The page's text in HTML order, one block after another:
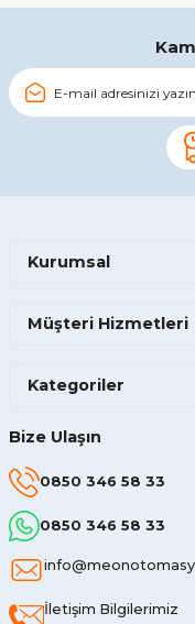
Bize Ulaşın
0850 346 58 33
0850 346 58 33
İletişim Bilgilerimiz
Kurumsal
Müşteri Hizmetleri
Kategoriler